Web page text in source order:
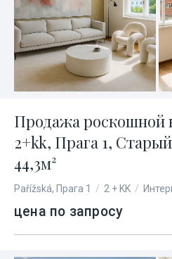
Продажа роскошной
2+kk, Прага 1,
44,3м²
Pařížská, Прага 1 / 2 + KK /
цена по запросу